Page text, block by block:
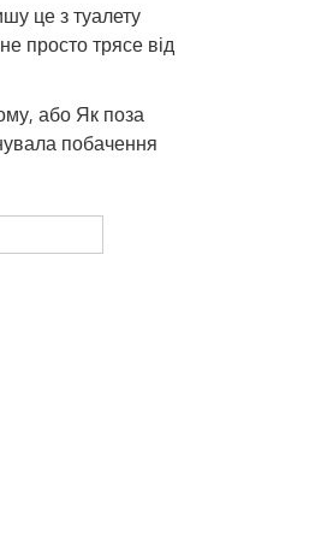
це з туалету
просто трясе від
або Як поза
побачення